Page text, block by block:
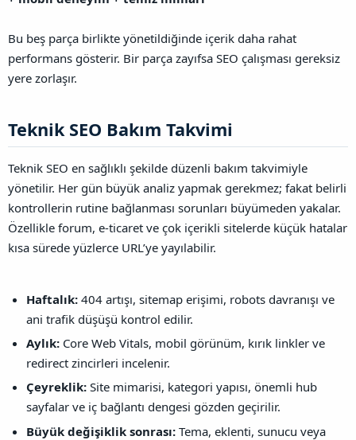
Bu beş parça birlikte yönetildiğinde içerik daha rahat
performans gösterir. Bir parça zayıfsa SEO çalışması gereksiz
yere zorlaşır.
Teknik SEO Bakım Takvimi​
Teknik SEO en sağlıklı şekilde düzenli bakım takvimiyle
yönetilir. Her gün büyük analiz yapmak gerekmez; fakat belirli
kontrollerin rutine bağlanması sorunları büyümeden yakalar.
Özellikle forum, e-ticaret ve çok içerikli sitelerde küçük hatalar
kısa sürede yüzlerce URL’ye yayılabilir.
Haftalık: 404 artışı, sitemap erişimi, robots davranışı ve
ani trafik düşüşü kontrol edilir.
Aylık: Core Web Vitals, mobil görünüm, kırık linkler ve
redirect zincirleri incelenir.
Çeyreklik: Site mimarisi, kategori yapısı, önemli hub
sayfalar ve iç bağlantı dengesi gözden geçirilir.
Büyük değişiklik sonrası: Tema, eklenti, sunucu veya